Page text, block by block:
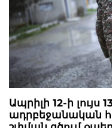
Ապրիլի 12-ի
ադրբեջանական